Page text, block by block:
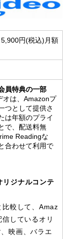
円(税込)月額
員特典の一部
オは、Amazonプ
つとして提供さ
は年額のプライ
で、配送料無
Readingな
合わせて利用で
ジナルコンテ
比較して、Amaz
しているオリ
映画、バラエ